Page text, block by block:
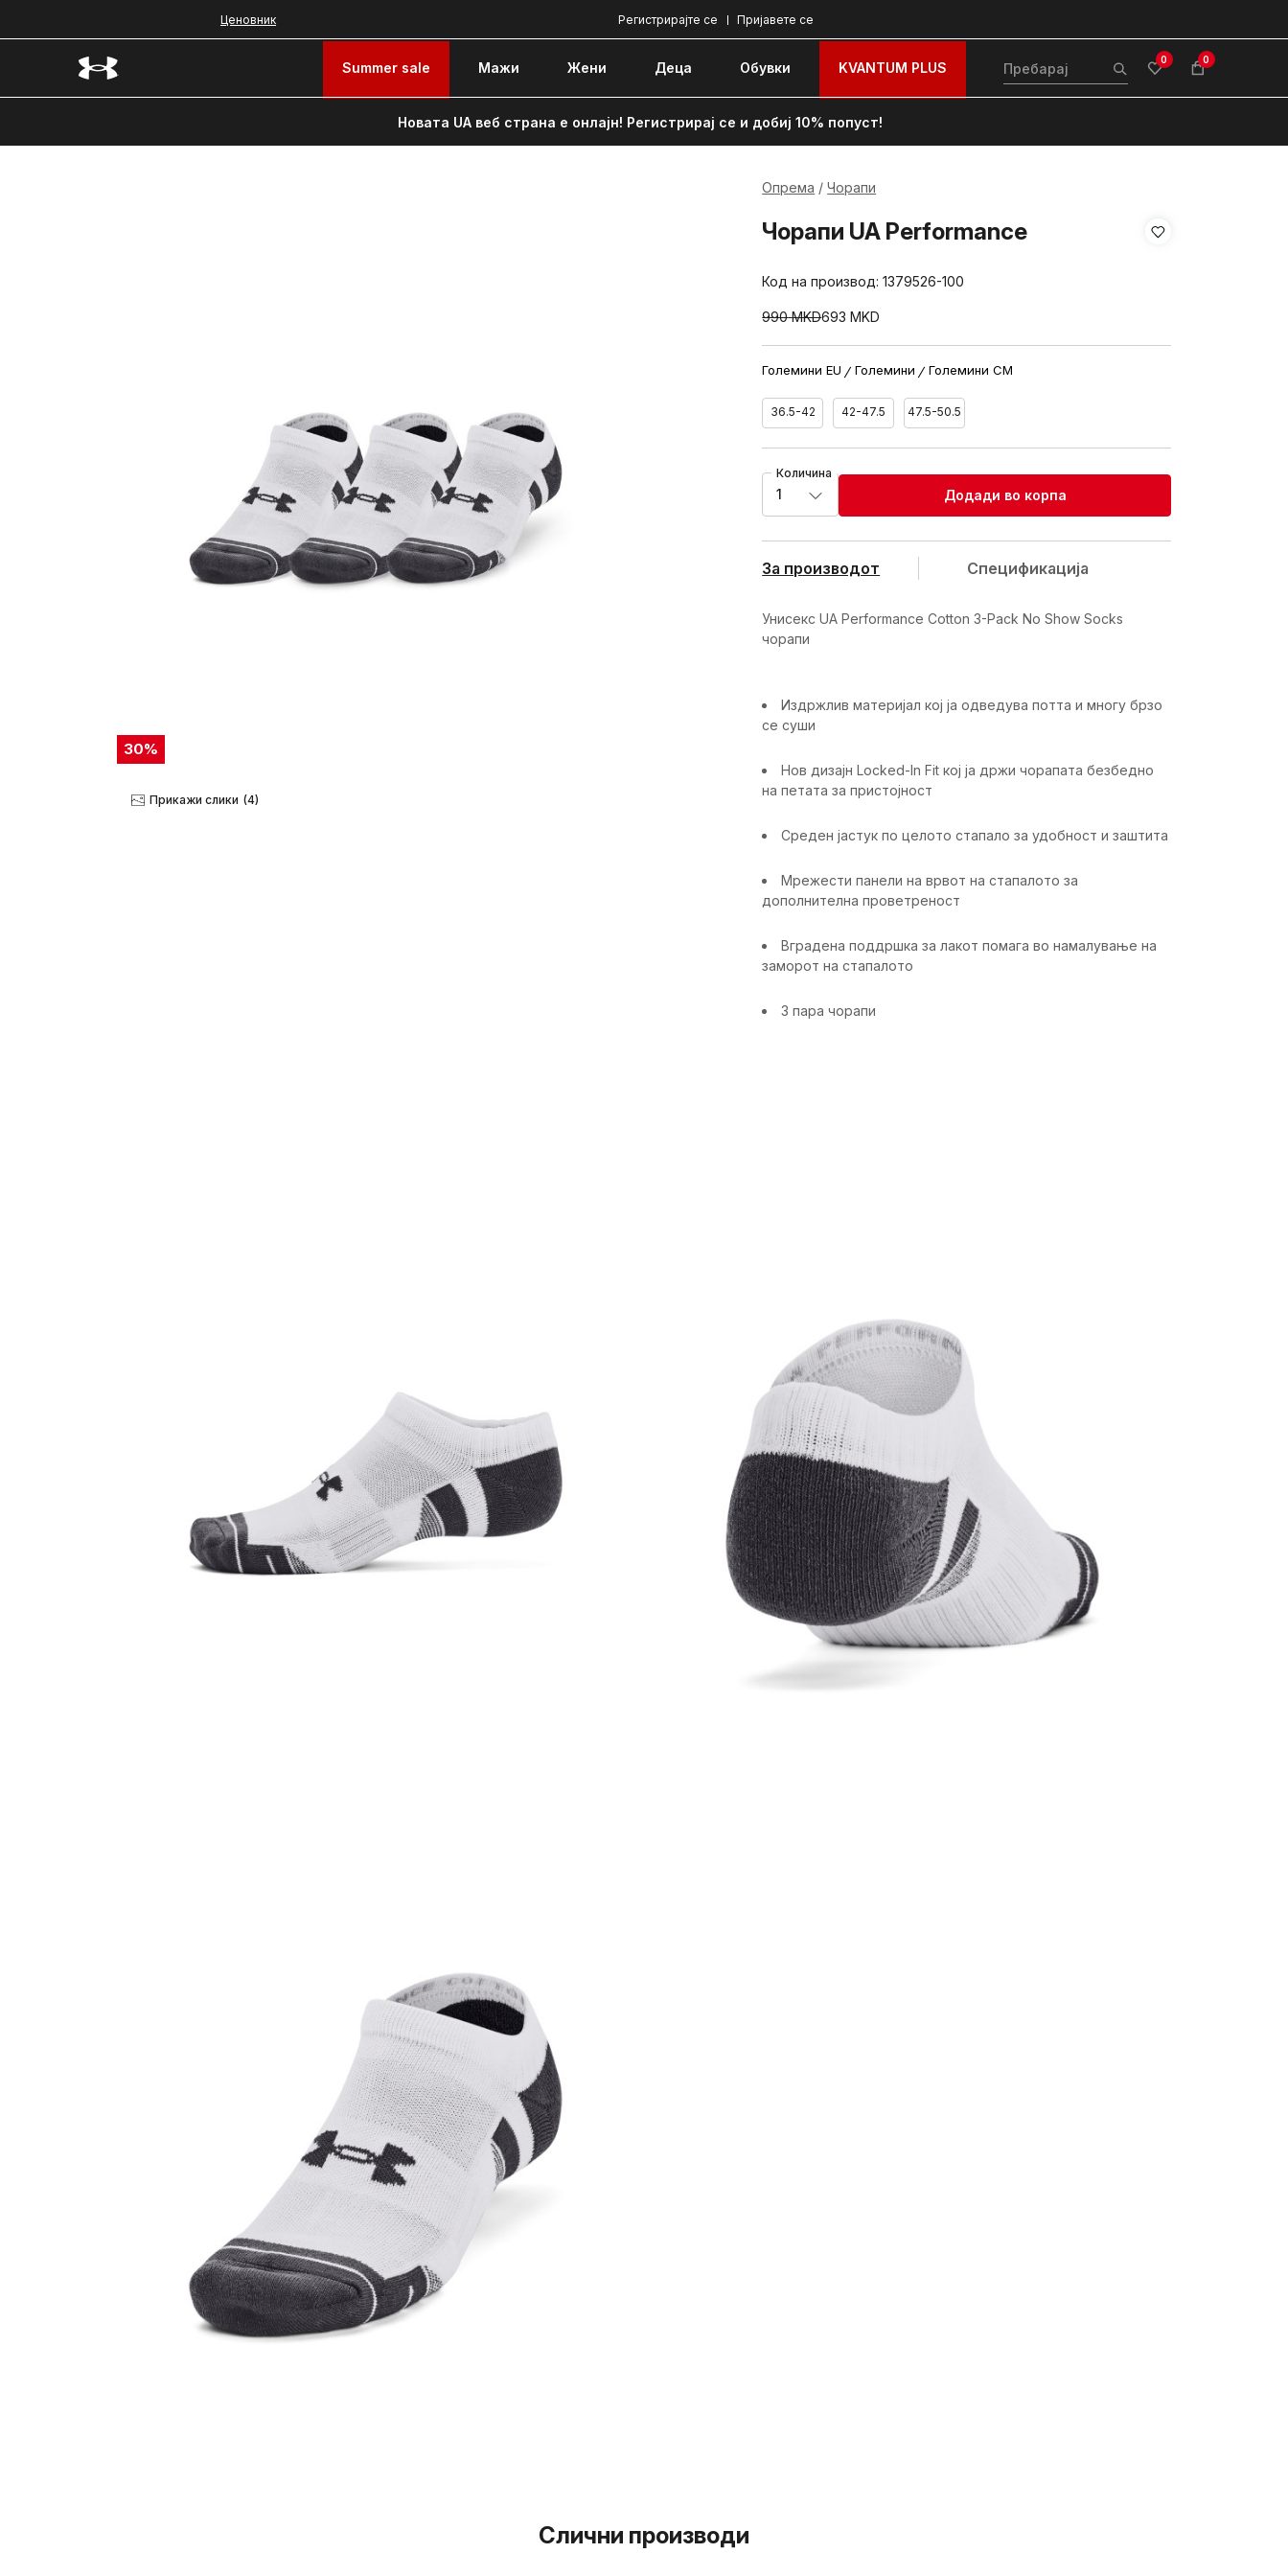
Ценовник Пријавете се
Регистрирајте се
Summer sale Мажи Жени Децa Обувки KVANTUM PLUS 0 0
Новата UA веб страна е онлајн! Регистрирај се и добиј 10% попуст!
30%
Прикажи слики (4)
Опрема Чорапи
Чорапи UA Performance
Код на производ:1379526-100
990 MKD693MKD
Големини EU Големини Големини CM
36.5-42 42-47.5 47.5-50.5
Количина
1 Додади во корпа
За производот Спецификацијa
Унисекс UA Performance Cotton 3-Pack No Show Socks
чорапи
Издржлив материјал кој ја одведува потта и многу брзо
се суши
Нов дизајн Locked-In Fit кој ја држи чорапата безбедно
на петата за пристојност
Среден јастук по целото стапало за удобност и заштита
Мрежести панели на врвот на стапалото за
дополнителна проветреност
Вградена поддршка за лакот помага во намалување на
заморот на стапалото
3 пара чорапи
Слични производи